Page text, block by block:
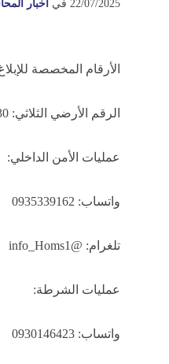
22/07/2025 في أخبار
الأرقام المخصصة
الرقم الأرضي الثلاثي: 130
عمليات الأمن الداخلي:
واتساب: 0935339162
تلغرام: @info_Homs1
عمليات الشرطة:
واتساب: 0930146423